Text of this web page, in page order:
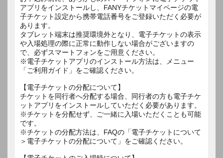
アプリをインストールし、FANYチケットマイページの電
子チケット設定から携帯電話番号をご登録いただく必要が
あります。
タブレット端末は推奨環境外となり、電子チケットの表示
や入場処理の際に正常に動作しない場合がございますの
で、必ずスマートフォンをご用意ください。
※電子チケットアプリのインストール方法は、メニュー
「ご利用ガイド」をご確認ください。
【電子チケットの分配について】
チケットを同行者へ分配する場合、同行者の方も電子チケ
ットアプリをインストールしていただく必要があります。
※チケットを分配せず、ご一緒に入場いただくことも可能
です。
※チケットの分配方法は、FAQの「電子チケットについて
＞電子チケットの分配について」をご確認ください。